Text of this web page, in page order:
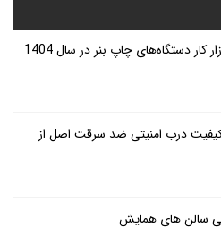
چاپ بنر در سال 1404
ضد سرقت اصل از
همایش